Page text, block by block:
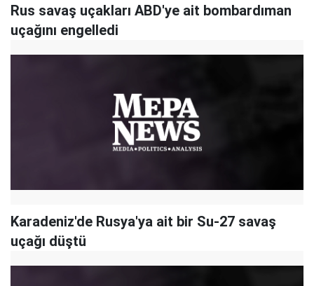
Rus savaş uçakları ABD'ye ait bombardıman
uçağını engelledi
Karadeniz'de Rusya'ya ait bir Su-27 savaş
uçağı düştü